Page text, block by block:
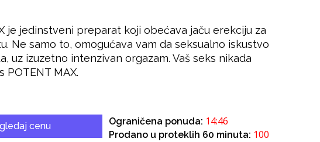
je jedinstveni preparat koji obećava jaču erekciju za
Ne samo to, omogućava vam da seksualno iskustvo
uz izuzetno intenzivan orgazam. Vaš seks nikada
POTENT MAX.
cenu Ograničena ponuda: 14:46
Prodano u proteklih 60 minuta: 100